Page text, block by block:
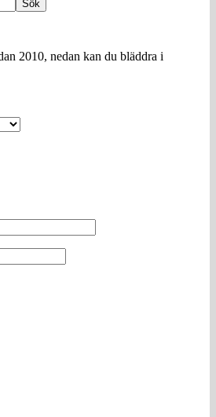
2010, nedan kan du bläddra i